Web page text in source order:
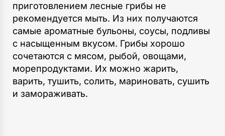
приготовлением лесные грибы не
рекомендуется мыть. Из них получаются
самые ароматные бульоны, соусы, подливы
с насыщенным вкусом. Грибы хорошо
сочетаются с мясом, рыбой, овощами,
морепродуктами. Их можно жарить,
варить, тушить, солить, мариновать, сушить
и замораживать.